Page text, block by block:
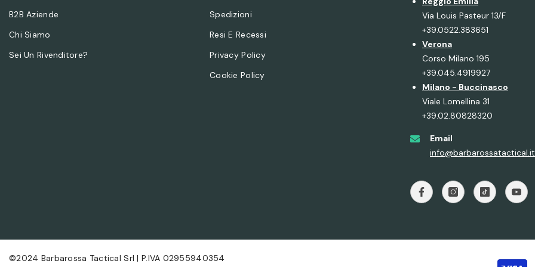
B2B Aziende
Chi Siamo
Sei Un Rivenditore?
Spedizioni
Resi E Recessi
Privacy Policy
Cookie Policy
Via Louis Pasteur 13/F
+39.0522.383651
Verona
Corso Milano 195
+39.045.4919927
Milano - Buccinasco
Viale Lomellina 31
+39.02.80828320
Email
info@barbarossatactical.it
©2024 Barbarossa Tactical Srl | P.IVA 02955940354